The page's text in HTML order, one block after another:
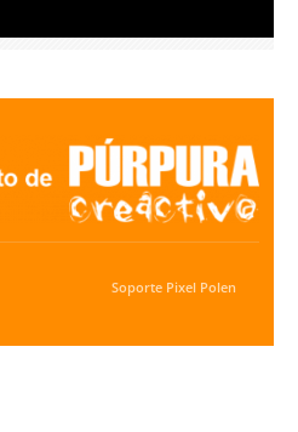
Soporte Pixel Polen